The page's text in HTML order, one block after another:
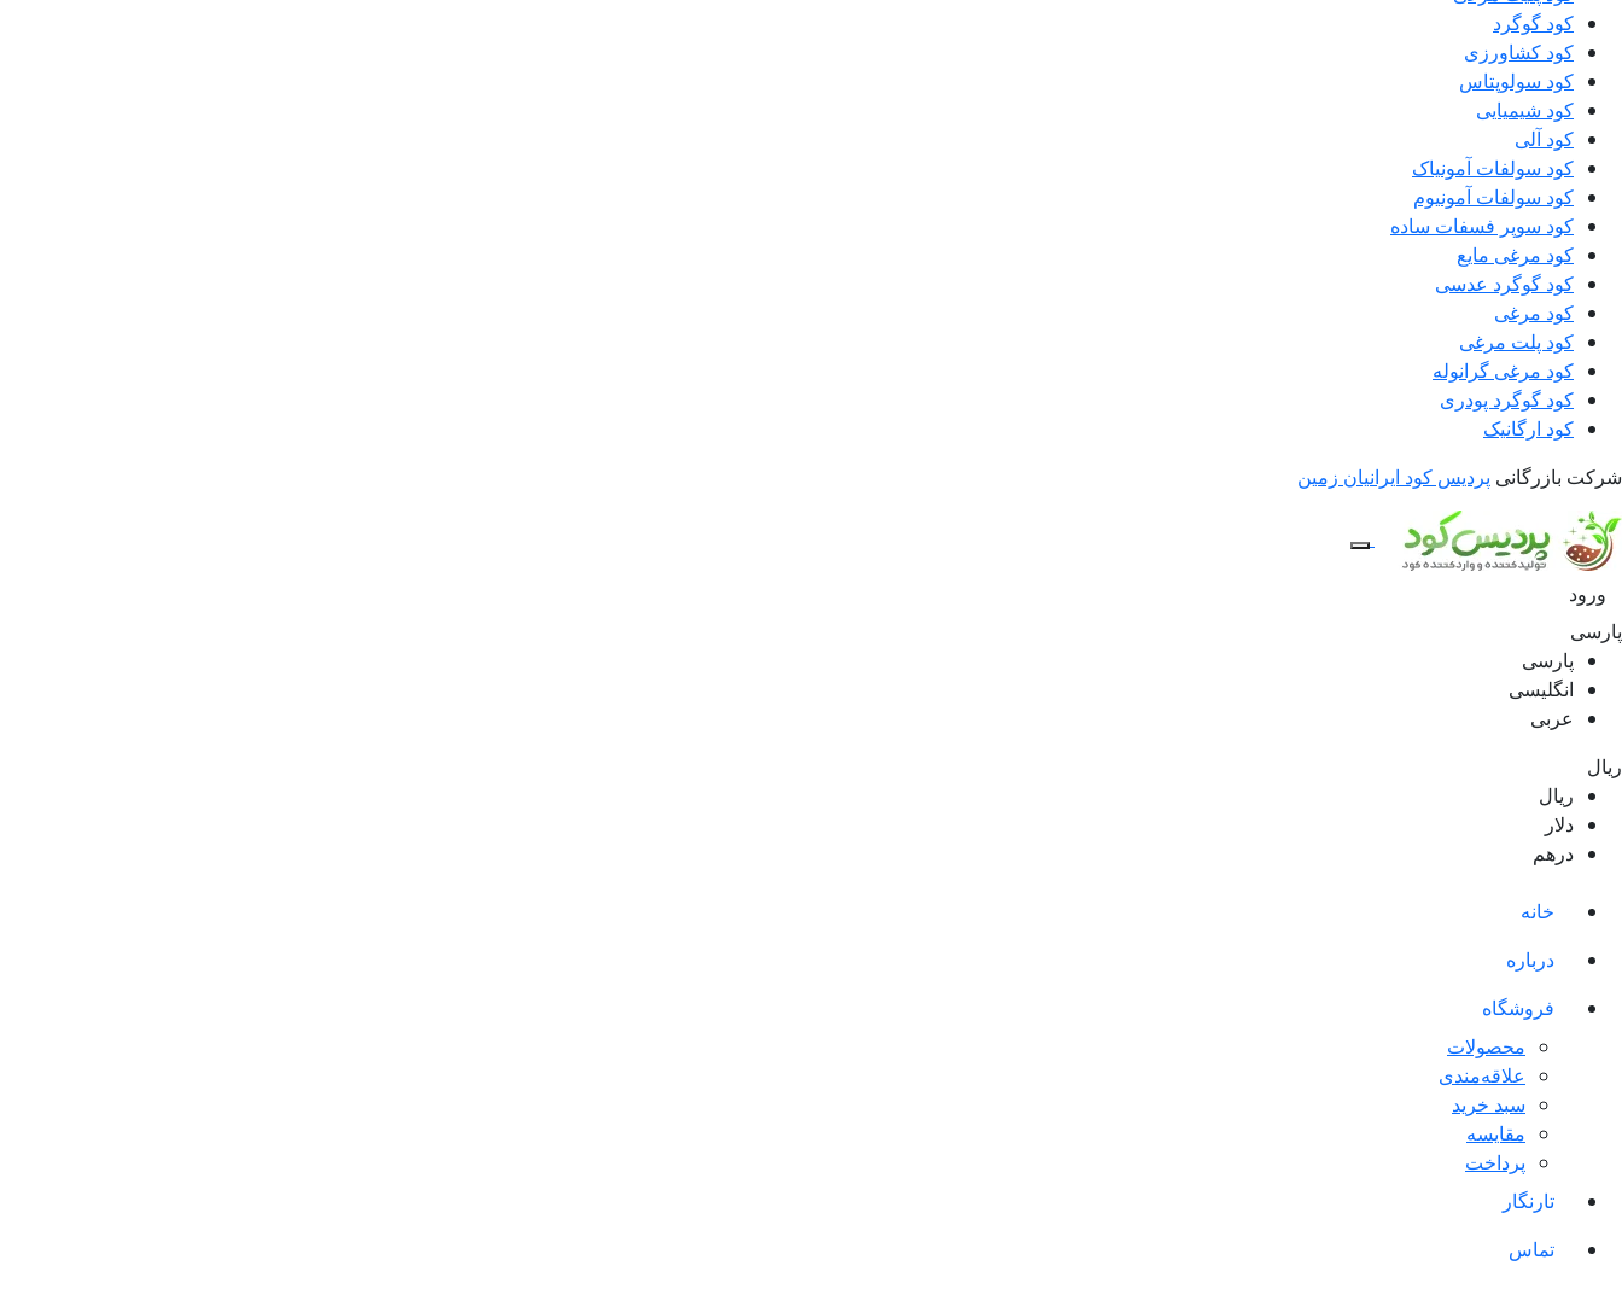
کود گوگرد
کود کشاورزی
کود سولوپتاس
کود شیمیایی
کود آلی
کود سولفات آمونیاک
کود سولفات آمونیوم
کود سوپر فسفات ساده
کود مرغی مایع
کود گوگرد عدسی
کود مرغی
کود پلت مرغی
کود مرغی گرانوله
کود گوگرد پودری
کود ارگانیک
شرکت بازرگانی پردیس کود ایرانیان زمین
ورود
پارسی
پارسی
انگلیسی
عربی
ریال
ریال
دلار
درهم
خانه
درباره
فروشگاه
محصولات
علاقه‌مندی
سبد خرید
مقایسه
پرداخت
تارنگار
تماس